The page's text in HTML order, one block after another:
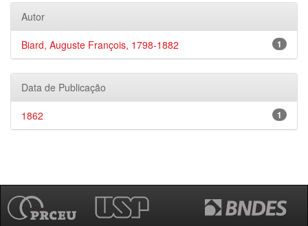
Autor
1
Biard, Auguste François, 1798-1882
Data de Publicação
1
1862